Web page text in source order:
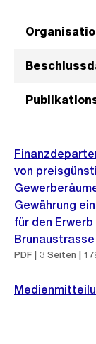
von
Gewährung
für den
PDF | 3 Seiten |